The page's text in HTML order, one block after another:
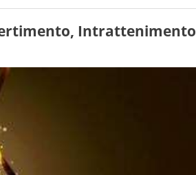
Intrattenimento